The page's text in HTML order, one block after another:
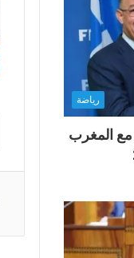
رياضة
مع المغرب